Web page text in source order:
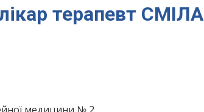
терапевт СМІЛА